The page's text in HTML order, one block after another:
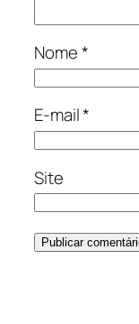
Nome*
E-mail*
Site